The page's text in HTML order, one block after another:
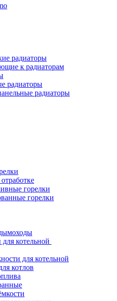
радиаторы
к радиаторам
радиаторы
радиаторы
горелки
горелки
котельной
для котельной
котлов